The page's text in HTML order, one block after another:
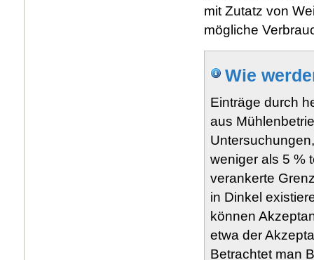
mit Zutatz von
mögliche
Wie
Einträge durch
aus
weniger als 5 %
verankerte
in Dinkel
können
etwa der
Betrachtet man